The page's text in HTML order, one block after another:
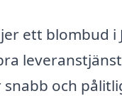
ett blombud i
och